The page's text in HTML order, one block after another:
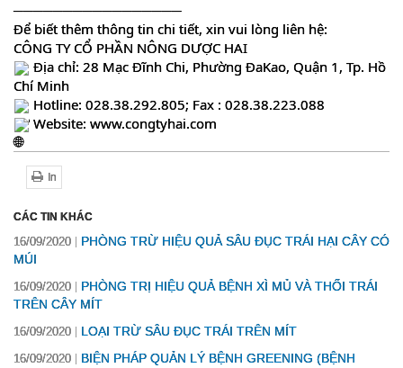
─────────────────
Để biết thêm thông tin chi tiết, xin vui lòng liên hệ:
CÔNG TY CỔ PHẦN NÔNG DƯỢC HAI
Địa chỉ: 28 Mạc Đĩnh Chi, Phường ĐaKao, Quận 1, Tp. Hồ
Chí Minh
Hotline: 028.38.292.805; Fax : 028.38.223.088
Website: www.congtyhai.com
In
CÁC TIN KHÁC
16/09/2020
PHÒNG TRỪ HIỆU QUẢ SÂU ĐỤC TRÁI HẠI CÂY CÓ
MÚI
16/09/2020
PHÒNG TRỊ HIỆU QUẢ BỆNH XÌ MỦ VÀ THỐI TRÁI
TRÊN CÂY MÍT
16/09/2020 LOẠI TRỪ SÂU ĐỤC TRÁI TRÊN MÍT
16/09/2020
BIỆN PHÁP QUẢN LÝ BỆNH GREENING (BỆNH